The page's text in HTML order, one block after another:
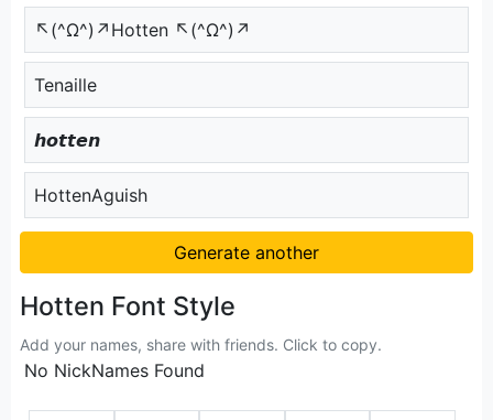
↖(^Ω^)↗Hotten ↖(^Ω^)↗
Tenaille
𝙝𝙤𝙩𝙩𝙚𝙣
HottenAguish
Generate another
Hotten Font Style
Add your names, share with friends. Click to copy.
No NickNames Found